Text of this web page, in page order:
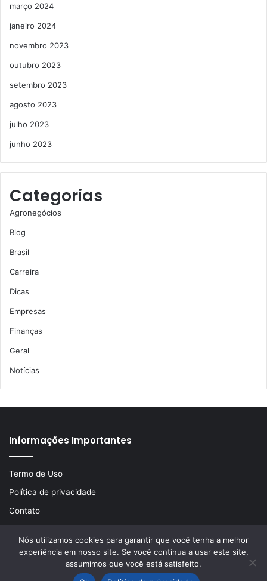
março 2024
janeiro 2024
novembro 2023
outubro 2023
setembro 2023
agosto 2023
julho 2023
junho 2023
Categorias
Agronegócios
Blog
Brasil
Carreira
Dicas
Empresas
Finanças
Geral
Notícias
Informações Importantes
Termo de Uso
Política de privacidade
Contato
© Copyright 2026, Todos os direitos reservados | Desenvolvido
porLA Comunicações
Nós utilizamos cookies para garantir que você tenha a melhor
experiência em nosso site. Se você continua a usar este site,
assumimos que você está satisfeito.